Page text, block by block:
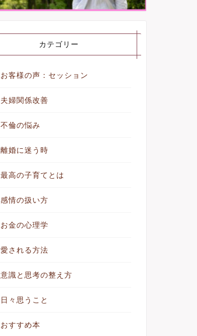
カテゴリー
お客様の声：セッション
夫婦関係改善
不倫の悩み
離婚に迷う時
最高の子育てとは
感情の扱い方
お金の心理学
愛される方法
意識と思考の整え方
日々思うこと
おすすめ本